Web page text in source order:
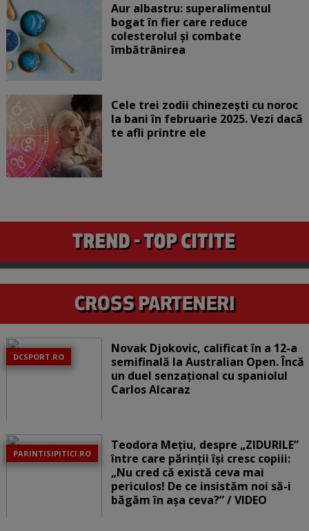
Aur albastru: superalimentul
bogat în fier care reduce
colesterolul și combate
îmbătrânirea
Cele trei zodii chinezești cu noroc
la bani în februarie 2025. Vezi dacă
te afli printre ele
DCSPORT.RO
Novak Djokovic, calificat în a 12-a
semifinală la Australian Open. Încă
un duel senzațional cu spaniolul
Carlos Alcaraz
PARINTISIPITICI.RO
Teodora Mețiu, despre „ZIDURILE”
între care părinții își cresc copiii:
„Nu cred că există ceva mai
periculos! De ce insistăm noi să-i
băgăm în așa ceva?” / VIDEO